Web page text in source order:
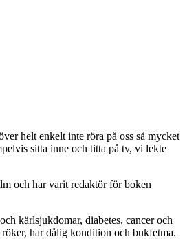
helt enkelt inte röra på oss så mycket
sitta inne och titta på tv, vi lekte
och har varit redaktör för boken
kärlsjukdomar, diabetes, cancer och
har dålig kondition och bukfetma.